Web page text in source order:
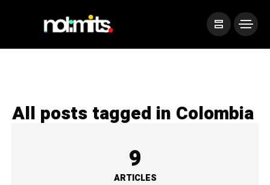
All posts tagged in Colombia
9
ARTICLES